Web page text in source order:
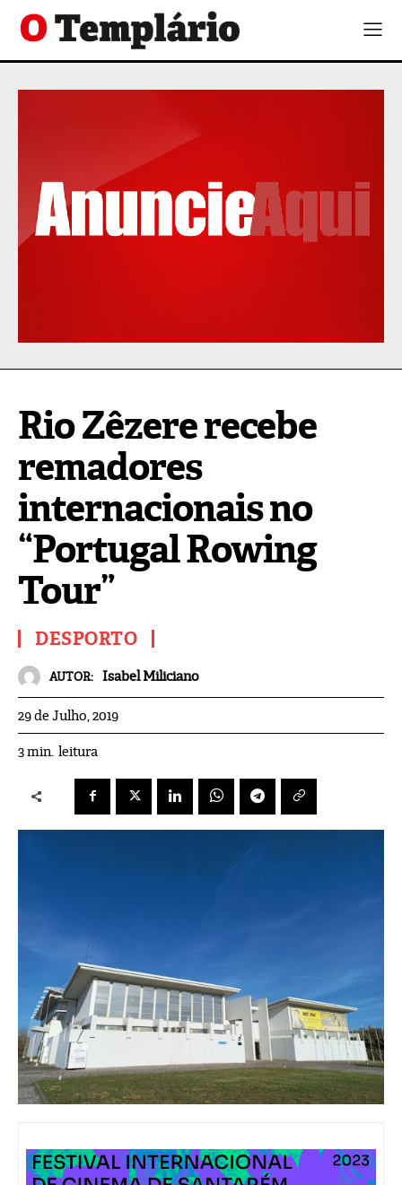
Rio Zêzere recebe
remadores
internacionais no
“Portugal Rowing
Tour”
DESPORTO
AUTOR: Isabel Miliciano
29 de Julho, 2019
3min. leitura